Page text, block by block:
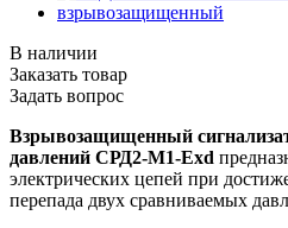
В наличии
Заказать товар
Задать вопрос
Взрывозащищенный
давлений СРД2-М1-Exd
электрических цепей при
перепада двух сравниваемых